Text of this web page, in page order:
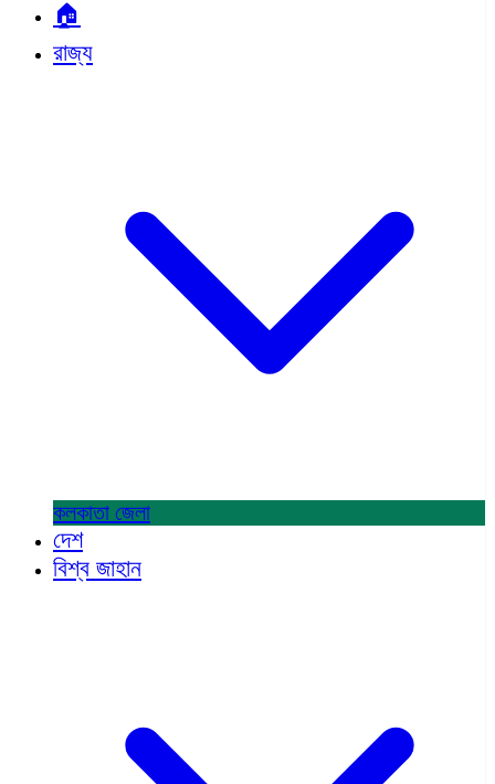
🏠︎
রাজ্য
কলকাতা জেলা
দেশ
বিশ্ব জাহান